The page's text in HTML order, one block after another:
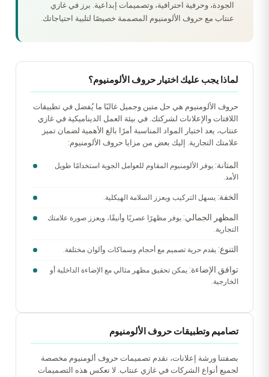
الجودة، وحرفية احترافية، وتصميمات إبداعية. برز في غازي
عنتاب مع حروف الألومنيوم المصممة خصيصًا لتلبية احتياجاتك.
لماذا يجب عليك اختيار حروف الألومنيوم؟
حروف الألومنيوم هي حل متين وجميل غالبًا ما يُفضل في تطبيقات
اللافتات والإعلانات لشركتك. في بيئة العمل الديناميكية في غازي
عنتاب، يعد اختيار المواد المناسبة أمرًا بالغ الأهمية لضمان تميز
علامتك التجارية. إليك بعض من مزايا حروف الألومنيوم:
المتانة: يوفر الألومنيوم المقاوم للعوامل الجوية استخدامًا طويل
الأمد.
الخفة: يسهل التركيب ويعزز السلامة الهيكلية.
المظهر الجمالي: يوفر مظهرًا عصريًا وأنيقًا، ويعزز صورة علامتك
التجارية.
التنوع: يقدم حرية تصميم مع أحجام وسماكات وألوان مختلفة.
توافق الإضاءة: يمكن تحقيق مظهر مثالي مع الإضاءة الداخلية أو
الخارجية.
تصاميم وتطبيقات حروف الألومنيوم
بصفتنا ورشة إعلانات، نقدم تصميمات حروف ألومنيوم مخصصة
لجميع أنواع الشركات في غازي عنتاب. لا تعكس هذه التصميمات